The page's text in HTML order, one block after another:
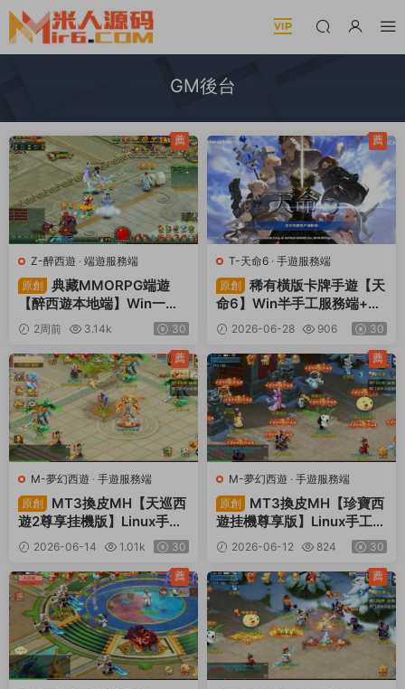
GM後台
Z-醉西遊 · 端遊服務端
原創
典藏MMORPG端遊
【醉西遊本地端】Win一鍵
服務端+PC客戶端+GM後台
+視頻架設教程
2周前 3.14k 30
薦
T-天命6 · 手遊服務端
原創
稀有橫版卡牌手遊【天
命6】Win半手工服務端+安
卓+GM後台+解密工具+視
頻架設教程
2026-06-28 906 30
薦
M-夢幻西遊 · 手遊服務端
原創
MT3換皮MH【天巡西
遊2尊享挂機版】Linux手工
服務端+安卓蘋果雙端+GM
後台+全套源碼+視頻架設教
程
2026-06-14 1.01k 30
薦
M-夢幻西遊 · 手遊服務端
原創
MT3換皮MH【珍寶西
遊挂機尊享版】Linux手工服
務端+安卓蘋果雙端+GM後
台+全套源碼+視頻架設教程
2026-06-12 824 30
薦
薦 薦